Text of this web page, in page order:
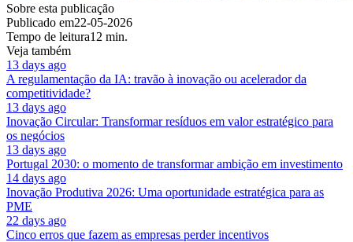
Sobre esta publicação
Publicado em22-05-2026
Tempo de leitura12 min.
Veja também
13 days ago
A regulamentação da IA: travão à inovação ou acelerador da
competitividade?
13 days ago
Inovação Circular: Transformar resíduos em valor estratégico para
os negócios
13 days ago
Portugal 2030: o momento de transformar ambição em investimento
14 days ago
Inovação Produtiva 2026: Uma oportunidade estratégica para as
PME
22 days ago
Cinco erros que fazem as empresas perder incentivos